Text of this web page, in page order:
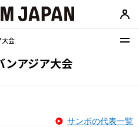
大会
ンアジア大会
サンボの代表一覧